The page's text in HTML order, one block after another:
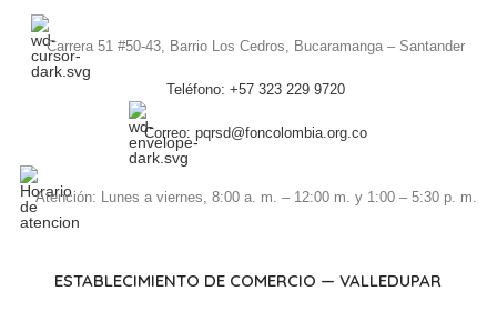
Carrera 51 #50-43, Barrio Los Cedros, Bucaramanga – Santander
Teléfono: +57 323 229 9720
Correo: pqrsd@foncolombia.org.co
Atención: Lunes a viernes, 8:00 a. m. – 12:00 m. y 1:00 – 5:30 p. m.
ESTABLECIMIENTO DE COMERCIO — VALLEDUPAR